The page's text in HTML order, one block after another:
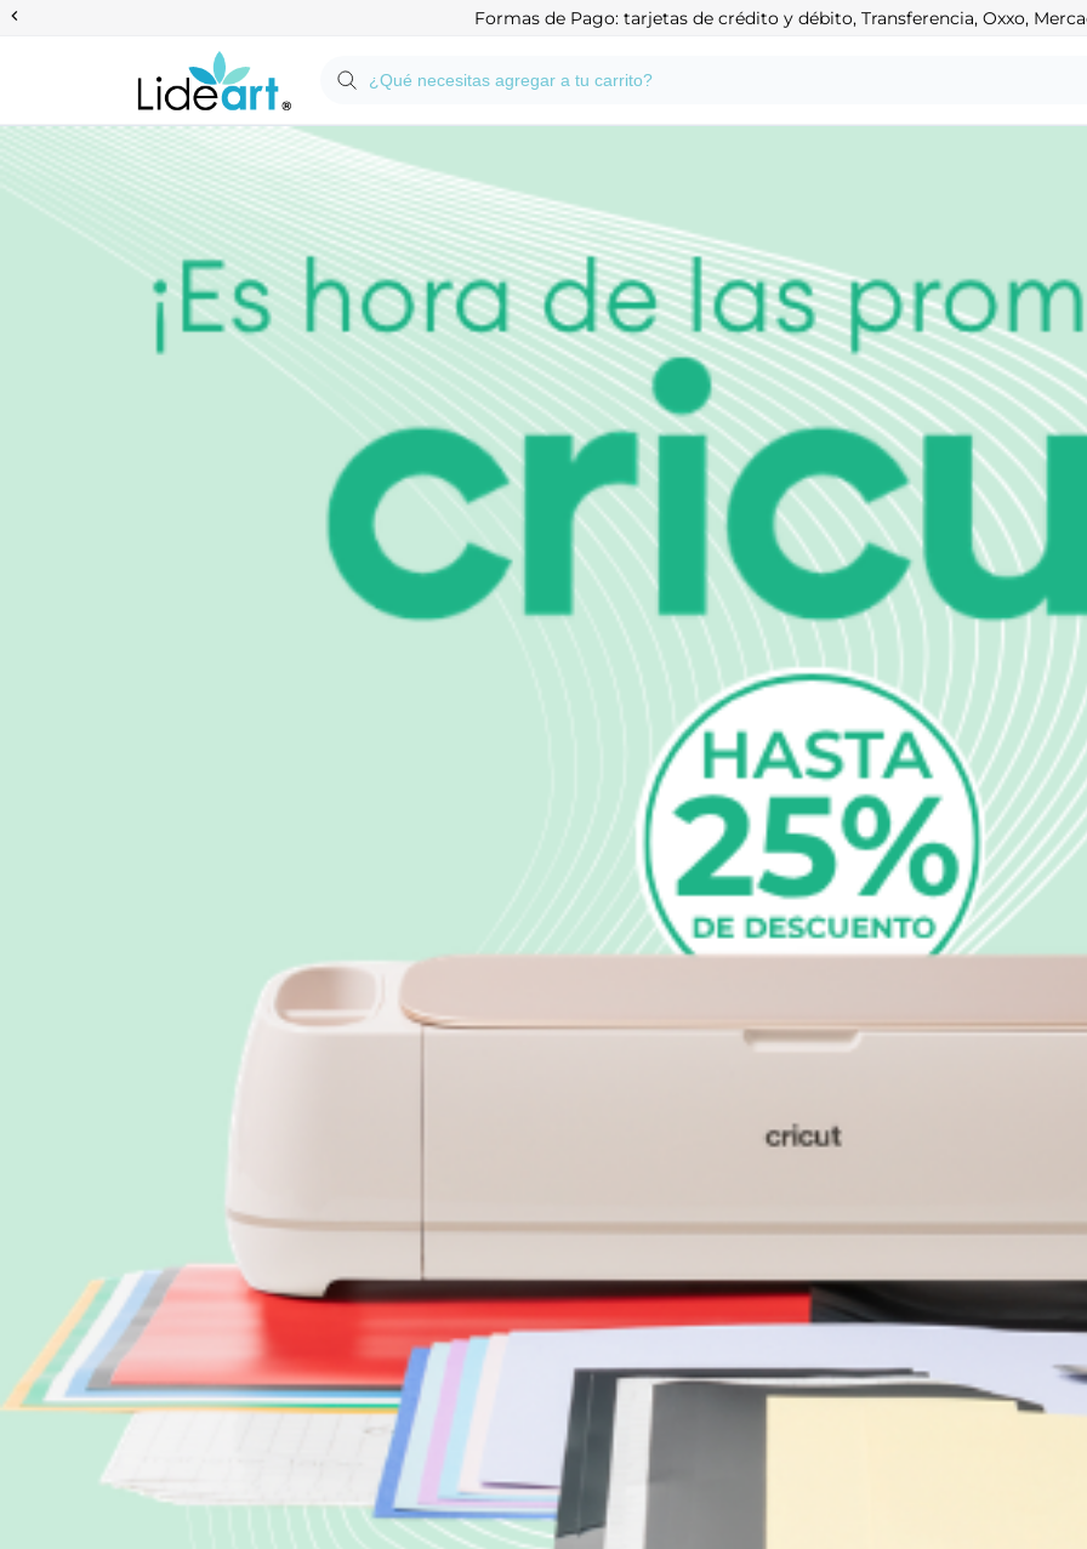
Anterior Formas de Pago: tarjetas de crédito y débito, Transferencia, Oxxo,